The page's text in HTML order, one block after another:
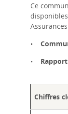
Ce
•
•
Chiffres